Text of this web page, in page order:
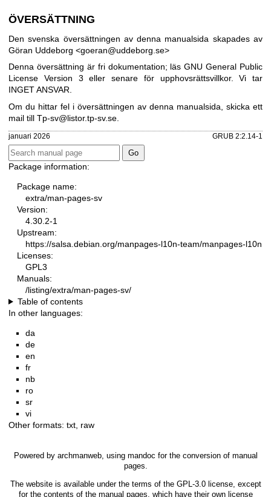
ÖVERSÄTTNING
Den svenska översättningen av denna manualsida skapades av
Göran Uddeborg <goeran@uddeborg.se>
Denna översättning är fri dokumentation; läsGNU General Public
License Version 3 eller senare för upphovsrättsvillkor. Vi tar
INGET ANSVAR.
Om du hittar fel i översättningen av denna manualsida, skicka ett
mail till Tp-sv@listor.tp-sv.se
januari 2026 GRUB 2:2.14-1
Package information:
Package name:
extra/man-pages-sv
Version:
4.30.2-1
Upstream:
https://salsa.debian.org/manpages-l10n-team/manpages-l10n
Licenses:
GPL3
Manuals:
/listing/extra/man-pages-sv/
Table of contents
In other languages:
da
de
en
fr
nb
ro
sr
vi
Other formats: txt raw
Powered by archmanweb, using mandoc for the conversion of manual
pages.
The website is available under the terms of the GPL-3.0license, except
for the contents of the manual pages, which have their own license